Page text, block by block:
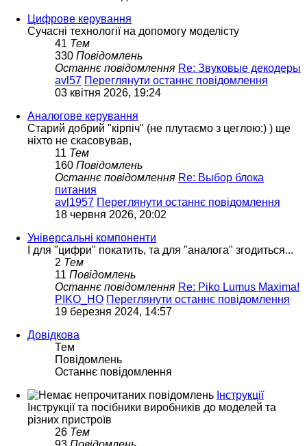
Цифрове керування
Сучасні технології на допомогу моделісту
41 Тем
330 Повідомлень
Останнє повідомлення Re: Звуковые декодеры
avl57 Переглянути останнє повідомлення
03 квітня 2026, 19:24
Аналогове керування
Старий добрий "кірпіч" (не плутаємо з цеглою:) ) ще
ніхто не скасовував,
11 Тем
160 Повідомлень
Останнє повідомлення Re: Выбор блока
питания
avl1957 Переглянути останнє повідомлення
18 червня 2026, 20:02
Універсальні компоненти
І для "цифри" покатить, та для "аналога" згодиться...
2 Тем
11 Повідомлень
Останнє повідомлення Re: Piko Lumus Maxima!
PIKO_HO Переглянути останнє повідомлення
19 березня 2024, 14:57
Довідкова
Тем
Повідомлень
Останнє повідомлення
Інструкції
Інструкції та посібники виробників до моделей та
різних пристроїв
26 Тем